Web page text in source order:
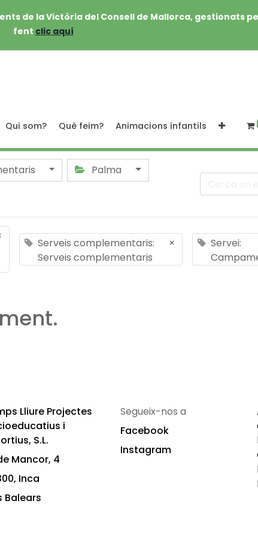
de la Victòria del Consell de Mallorca, gestionats
fent clic aquí
Qui som? Què feim? Animacions infantils
Palma
Serveis complementaris:
Serveis complementaris
×
Servei:
Lliure Projectes
i
S.L.
Mancor, 4
Inca
Balears
Segueix-nos a
Facebook
Instagram